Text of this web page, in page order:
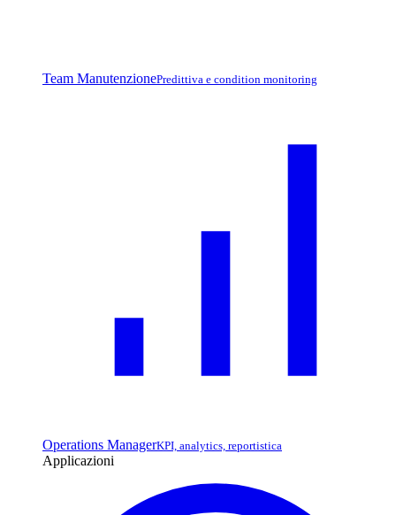
Team ManutenzionePredittiva e condition monitoring
Operations ManagerKPI, analytics, reportistica
Applicazioni